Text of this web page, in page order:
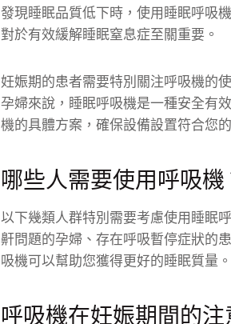
發現睡眠品質低下時，使用睡眠呼吸
對於有效緩解睡眠窒息症至關重要。
妊娠期的患者需要特別關注呼吸機的
孕婦來說，睡眠呼吸機是一種安全有
機的具體方案，確保設備設置符合您
哪些人需要使用呼吸機
以下幾類人群特別需要考慮使用睡眠
鼾問題的孕婦、存在呼吸暫停症狀的
吸機可以幫助您獲得更好的睡眠質量。